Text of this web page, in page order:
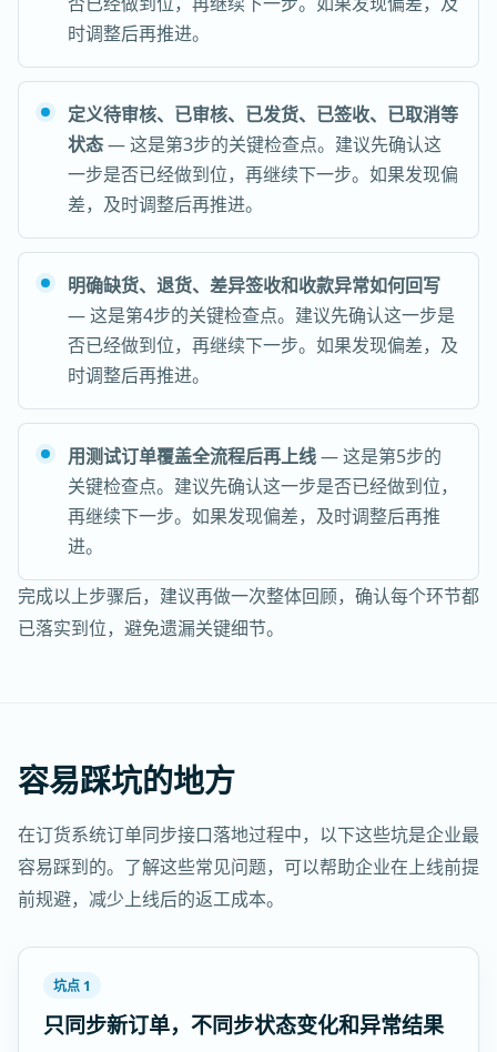
时调整后再推进。
定义待审核、已审核、已发货、已签收、已取消等
状态— 这是第3步的关键检查点。建议先确认这
一步是否已经做到位，再继续下一步。如果发现偏
差，及时调整后再推进。
明确缺货、退货、差异签收和收款异常如何回写
— 这是第4步的关键检查点。建议先确认这一步是
否已经做到位，再继续下一步。如果发现偏差，及
时调整后再推进。
用测试订单覆盖全流程后再上线— 这是第5步的
关键检查点。建议先确认这一步是否已经做到位，
再继续下一步。如果发现偏差，及时调整后再推
进。
完成以上步骤后，建议再做一次整体回顾，确认每个环节都
已落实到位，避免遗漏关键细节。
容易踩坑的地方
在订货系统订单同步接口落地过程中，以下这些坑是企业最
容易踩到的。了解这些常见问题，可以帮助企业在上线前提
前规避，减少上线后的返工成本。
坑点 1
只同步新订单，不同步状态变化和异常结果